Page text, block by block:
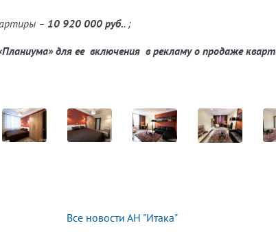
– 10 920 000 руб.. ;
для ее включения в рекламу о продаже
Все новости АН "Итака"